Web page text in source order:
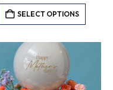
SELECT OPTIONS